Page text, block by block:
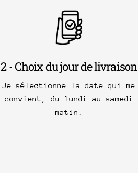
2 - Choix du jour de livraison
Je sélectionne la date qui me
convient, du lundi au samedi
matin.